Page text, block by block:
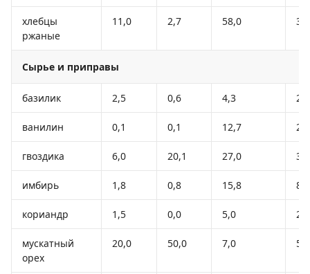
хлебцы
ржаные
11,0 2,7 58,0
Сырье и приправы
базилик 2,5 0,6 4,3 27
ванилин 0,1 0,1 12,7
гвоздика 6,0 20,1 27,0
имбирь 1,8 0,8 15,8 80
кориандр 1,5 0,0 5,0 25
мускатный
орех
20,0 50,0 7,0